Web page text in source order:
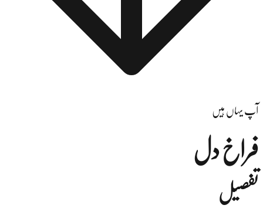
آپ یہاں ہیں
فراخ دل
تفصیل